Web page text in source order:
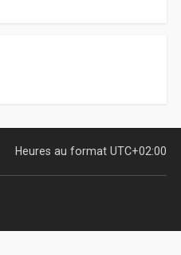
Heures au format UTC+02:00